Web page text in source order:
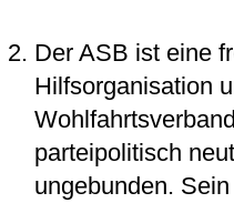
Der ASB ist eine
Hilfsorganisation
parteipolitisch
ungebunden.